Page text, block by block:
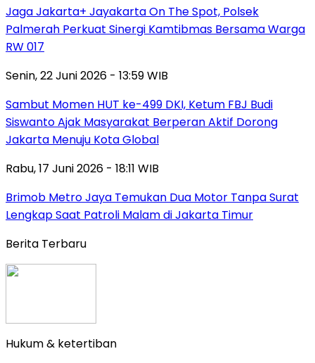
Jaga Jakarta+ Jayakarta On The Spot, Polsek
Palmerah Perkuat Sinergi Kamtibmas Bersama Warga
RW 017
Senin, 22 Juni 2026 - 13:59 WIB
Sambut Momen HUT ke-499 DKI, Ketum FBJ Budi
Siswanto Ajak Masyarakat Berperan Aktif Dorong
Jakarta Menuju Kota Global
Rabu, 17 Juni 2026 - 18:11 WIB
Brimob Metro Jaya Temukan Dua Motor Tanpa Surat
Lengkap Saat Patroli Malam di Jakarta Timur
Berita Terbaru
Hukum & ketertiban